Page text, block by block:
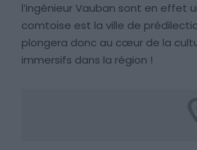
l’ingénieur Vauban sont en effet
comtoise est la ville de
plongera donc au cœur de la
immersifs dans la région !